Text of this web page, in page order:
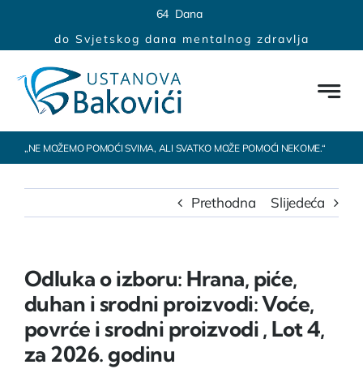
64 Dana
do Svjetskog dana mentalnog zdravlja
„NE MOŽEMO POMOĆI SVIMA, ALI SVATKO MOŽE POMOĆI NEKOME.“
Prethodna Slijedeća
Odluka o izboru: Hrana, piće,
duhan i srodni proizvodi: Voće,
povrće i srodni proizvodi , Lot 4,
za 2026. godinu